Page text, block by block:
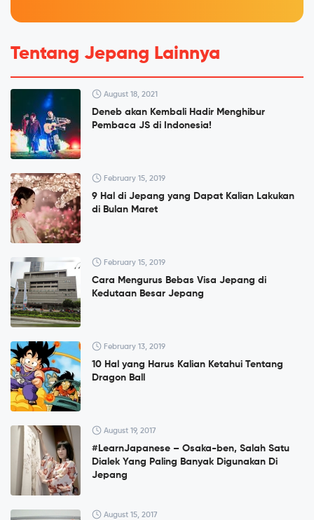
Tentang Jepang Lainnya
August 18, 2021
Deneb akan Kembali Hadir Menghibur
Pembaca JS di Indonesia!
February 15, 2019
9 Hal di Jepang yang Dapat Kalian Lakukan
di Bulan Maret
February 15, 2019
Cara Mengurus Bebas Visa Jepang di
Kedutaan Besar Jepang
February 13, 2019
10 Hal yang Harus Kalian Ketahui Tentang
Dragon Ball
August 19, 2017
#LearnJapanese – Osaka-ben, Salah Satu
Dialek Yang Paling Banyak Digunakan Di
Jepang
August 15, 2017